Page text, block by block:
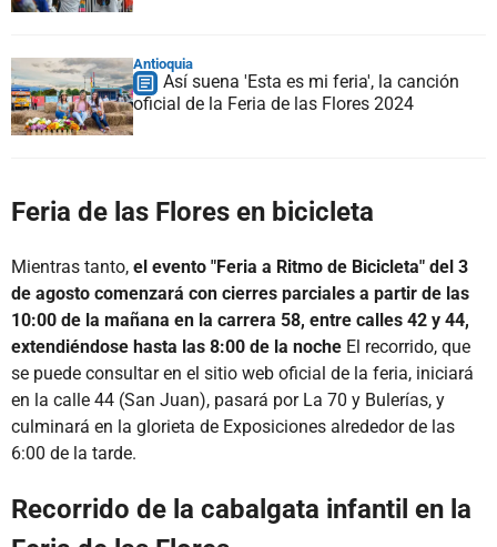
Antioquia
Así suena 'Esta es mi feria', la canción
oficial de la Feria de las Flores 2024
Feria de las Flores en bicicleta
Mientras tanto, el evento "Feria a Ritmo de Bicicleta" del 3
de agosto comenzará con cierres parciales a partir de las
10:00 de la mañana en la carrera 58, entre calles 42 y 44,
extendiéndose hasta las 8:00 de la noche El recorrido, que
se puede consultar en el sitio web oficial de la feria, iniciará
en la calle 44 (San Juan), pasará por La 70 y Bulerías, y
culminará en la glorieta de Exposiciones alrededor de las
6:00 de la tarde.
Recorrido de la cabalgata infantil en la